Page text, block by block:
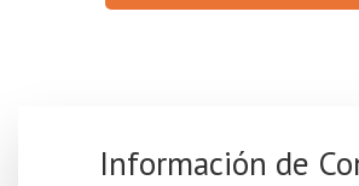
Información de